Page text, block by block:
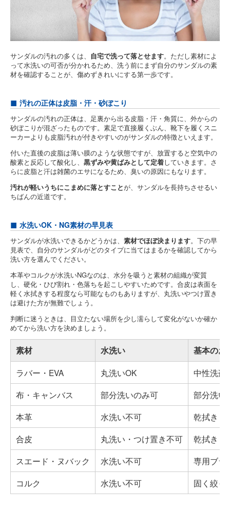
サンダルの汚れの多くは、 自宅で洗って落とせます。ただし素材によ
って水洗いの可否が分かれるため、洗う前にまず自分のサンダルの素
材を確認することが、傷めずきれいにする第一歩です。
汚れの正体は皮脂・汗・砂ぼこり
サンダルの汚れの正体は、足裏から出る皮脂・汗・角質に、外からの
砂ぼこりが混ざったものです。素足で直接履くぶん、靴下を履くスニ
ーカーよりも皮脂汚れが付きやすいのがサンダルの特徴といえます。
付いた直後の皮脂は薄い膜のような状態ですが、放置すると空気中の
酸素と反応して酸化し、 黒ずみや黄ばみとして定着していきます。さ
らに皮脂と汗は雑菌のエサになるため、臭いの原因にもなります。
汚れが軽いうちにこまめに落とすことが、サンダルを長持ちさせるい
ちばんの近道です。
水洗いOK・NG素材の早見表
サンダルが水洗いできるかどうかは、 素材でほぼ決まります。下の早
見表で、自分のサンダルがどのタイプに当てはまるかを確認してから
洗い方を選んでください。
本革やコルクが水洗いNGなのは、水分を吸うと素材の組織が変質
し、硬化・ひび割れ・色落ちを起こしやすいためです。合皮は表面を
軽く水拭きする程度なら可能なものもありますが、丸洗いやつけ置き
は避けた方が無難でしょう。
判断に迷うときは、目立たない場所を少し濡らして変化がないか確か
めてから洗い方を決めましょう。
素材 水洗い
基本のお
ラバー・EVA
丸洗いOK
中性洗剤
布・キャンバス
部分洗いのみ可
部分洗い
本革
水洗い不可
乾拭き＋
合皮
丸洗い・つけ置き不可
乾拭き＋
スエード・ヌバック
水洗い不可
専用ブラ
コルク
水洗い不可 固く絞っ